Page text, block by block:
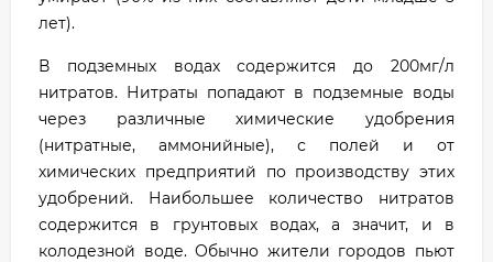
лет).
В подземных водах содержится до 200мг/л
нитратов. Нитраты попадают в подземные воды
через различные химические удобрения
(нитратные, аммонийные), с полей и от
химических предприятий по производству этих
удобрений. Наибольшее количество нитратов
содержится в грунтовых водах, а значит, и в
колодезной воде. Обычно жители городов пьют